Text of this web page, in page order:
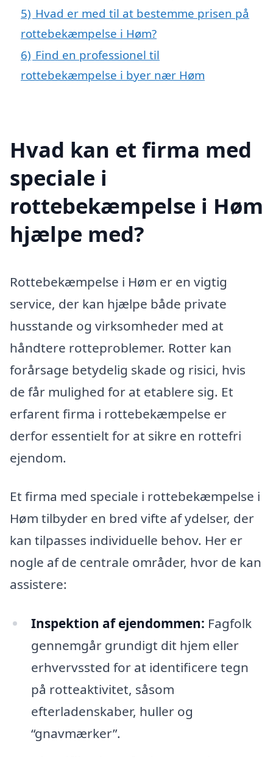
5) Hvad er med til at bestemme prisen på
rottebekæmpelse i Høm?
6) Find en professionel til
rottebekæmpelse i byer nær Høm
Hvad kan et firma med
speciale i
rottebekæmpelse i Høm
hjælpe med?
Rottebekæmpelse i Høm er en vigtig
service, der kan hjælpe både private
husstande og virksomheder med at
håndtere rotteproblemer. Rotter kan
forårsage betydelig skade og risici, hvis
de får mulighed for at etablere sig. Et
erfarent firma i rottebekæmpelse er
derfor essentielt for at sikre en rottefri
ejendom.
Et firma med speciale i rottebekæmpelse i
Høm tilbyder en bred vifte af ydelser, der
kan tilpasses individuelle behov. Her er
nogle af de centrale områder, hvor de kan
assistere:
Inspektion af ejendommen: Fagfolk
gennemgår grundigt dit hjem eller
erhvervssted for at identificere tegn
på rotteaktivitet, såsom
efterladenskaber, huller og
“gnavmærker”.